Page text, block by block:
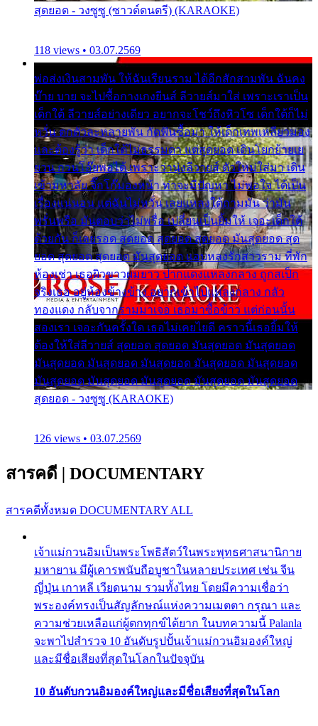
สุดยอด - วงซูซู (ซาวด์ดนตรี) (KARAOKE)
118 views • 03.07.2569
พ่อส่งเงินสามพัน ให้ฉันเรียนราม ได้อีกสักสามพัน ฉันคง
บ๊าย บาย จะไปซื้อกางเกงยีนส์ ลีวายส์มาใส่ เพราะเราเป็น
เด็กใต้ ลีวายส์อย่างเดียว อยากจะโชว์ถึงหิวโซ เด็กใต้ก็ไม่
หวั่น ตกตัวละหลายพัน กัดฟันซื้อมา ให้เด็กเทพเหลียวมอง
และต้องรู้ว่า เด็กใต้ไม่ธรรมดา แต่สุดยอด เดินโยกย้ายเย
ยวน กวนโอ๊ยพอได้ เพราะว่านุ่งลีวายส์ ตัวใหม่ใส่มา เดิน
เข้ามหาลัย จิ๊กโก๊มองหน้า ท่าจะมีปัญหา ไม่พอใจ ได้เป็น
เรื่องแน่นอน แต่ฉันไม่หวั่น เลยแหลงใต้ถามมัน ว่ามัน
พรั่นพรือ มันตอบว่าไม่พรื่อ เปลี่ยนเป็นยิ้มให้ เจอะเด็กใต้
ด้วยกัน ก็เลยรอด สุดยอด สุดยอด สุดยอด มันสุดยอด สุด
ยอด สุดยอด สุดยอด มันสุดยอด แอบหลงรักสาวราม ที่พัก
ห้องเช่า เธอผิวขาวผมยาว ปากแดงแหลงกลาง ถูกสเป็ก
จริงเธอ อยู่ห้องข้างข้าง อยากเข้าไปแหลงกลาง กลัว
ทองแดง กลับจากรามมาเจอ เธอมาซื้อข้าว แต่ก่อนนั้น
สองเรา เจอะกันครั้งใด เธอไม่เคยไยดี คราวนี้เธอยิ้มให้
ต้องให้ใส่ลีวายส์ สุดยอด สุดยอด มันสุดยอด มันสุดยอด
มันสุดยอด มันสุดยอด มันสุดยอด มันสุดยอด มันสุดยอด
มันสุดยอด มันสุดยอด มันสุดยอด มันสุดยอด มันสุดยอด
สุดยอด - วงซูซู (KARAOKE)
126 views • 03.07.2569
สารคดี | DOCUMENTARY
สารคดีทั้งหมด DOCUMENTARY ALL
เจ้าแม่กวนอิมเป็นพระโพธิสัตว์ในพระพุทธศาสนานิกาย
มหายาน มีผู้เคารพนับถือบูชาในหลายประเทศ เช่น จีน
ญี่ปุ่น เกาหลี เวียดนาม รวมทั้งไทย โดยมีความเชื่อว่า
พระองค์ทรงเป็นสัญลักษณ์แห่งความเมตตา กรุณา และ
ความช่วยเหลือแก่ผู้ตกทุกข์ได้ยาก ในบทความนี้ Palanla
จะพาไปสำรวจ 10 อันดับรูปปั้นเจ้าแม่กวนอิมองค์ใหญ่
และมีชื่อเสียงที่สุดในโลกในปัจจุบัน
10 อันดับกวนอิมองค์ใหญ่และมีชื่อเสียงที่สุดในโลก